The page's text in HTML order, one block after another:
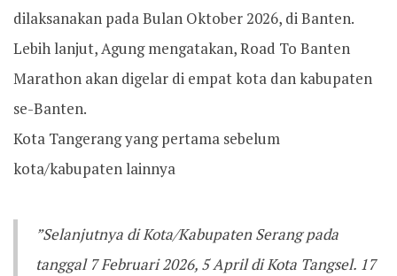
dilaksanakan pada Bulan Oktober 2026, di Banten. ‎‎
Lebih lanjut, Agung mengatakan, Road To Banten
Marathon akan digelar di empat kota dan kabupaten
se-Banten.
Kota Tangerang yang pertama sebelum
kota/kabupaten lainnya
‎‎”Selanjutnya di Kota/Kabupaten Serang pada
tanggal 7 Februari 2026, 5 April di Kota Tangsel. 17